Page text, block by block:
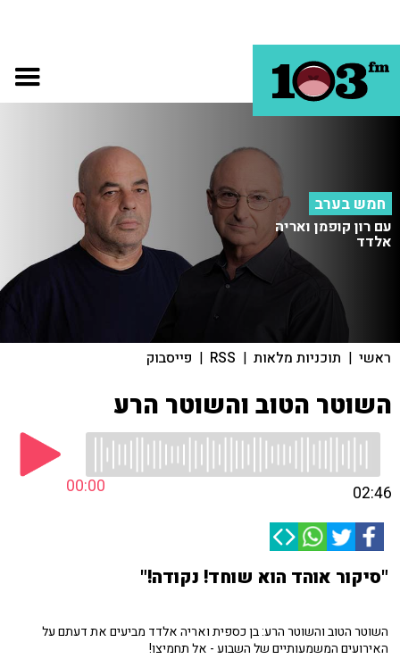
חמש בערב
עם רון קופמן ואריה
אלדד
ראשי | תוכניות מלאות |
RSS
| פייסבוק
השוטר הטוב והשוטר הרע
00:00 02:46
"סיקור אוהד הוא שוחד! נקודה!"
השוטר הטוב והשוטר הרע: בן כספית ואריה אלדד מביעים את דעתם על
האירועים המשמעותיים של השבוע - אל תחמיצו!